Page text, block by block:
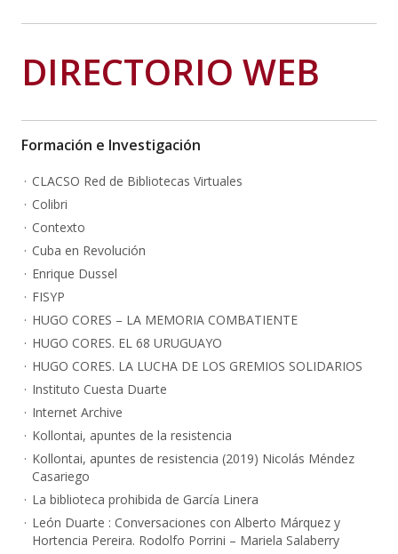
DIRECTORIO WEB
Formación e Investigación
CLACSO Red de Bibliotecas Virtuales
Colibri
Contexto
Cuba en Revolución
Enrique Dussel
FISYP
HUGO CORES – LA MEMORIA COMBATIENTE
HUGO CORES. EL 68 URUGUAYO
HUGO CORES. LA LUCHA DE LOS GREMIOS SOLIDARIOS
Instituto Cuesta Duarte
Internet Archive
Kollontai, apuntes de la resistencia
Kollontai, apuntes de resistencia (2019) Nicolás Méndez
Casariego
La biblioteca prohibida de García Linera
León Duarte : Conversaciones con Alberto Márquez y
Hortencia Pereira. Rodolfo Porrini – Mariela Salaberry